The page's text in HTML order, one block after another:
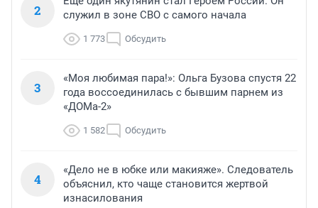
2
служил в зоне СВО с самого начала
1 773 Обсудить
3
«Моя любимая пара!»: Ольга Бузова спустя 22
года воссоединилась с бывшим парнем из
«ДОМа-2»
1 582 Обсудить
4
«Дело не в юбке или макияже». Следователь
объяснил, кто чаще становится жертвой
изнасилования